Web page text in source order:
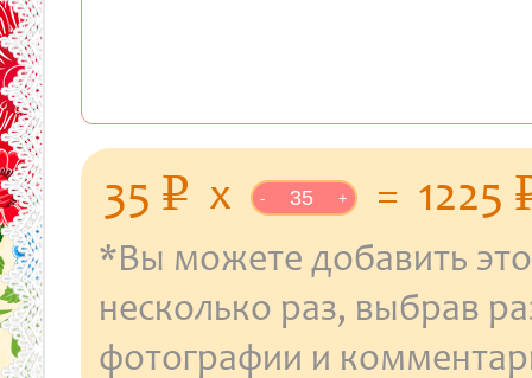
35 p уб.
x - + = 1225
*Вы можете добавить
несколько раз, выбрав
фотографии и